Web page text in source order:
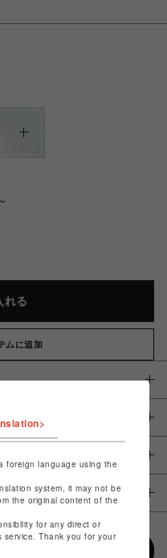
れる
ムに追加
foreign language using the
system, it may not be
the original content of the
for any direct or
service. Thank you for your